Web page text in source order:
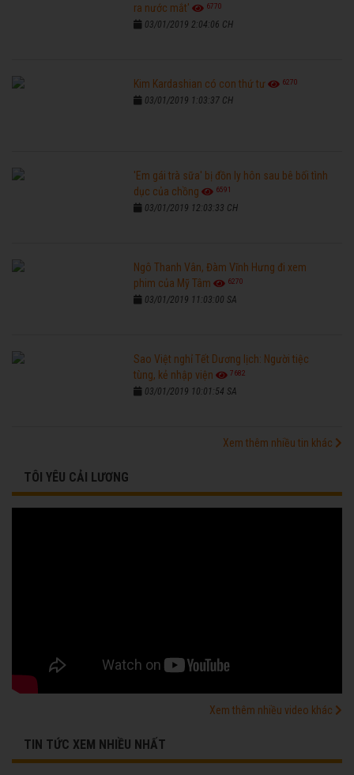
ra nước mắt'
6770
03/01/2019 2:04:06 CH
Kim Kardashian có con thứ tư 6270
03/01/2019 1:03:37 CH
'Em gái trà sữa' bị đồn ly hôn sau bê bối tình
dục của chồng
6591
03/01/2019 12:03:33 CH
Ngô Thanh Vân, Đàm Vĩnh Hưng đi xem
phim của Mỹ Tâm
6270
03/01/2019 11:03:00 SA
Sao Việt nghỉ Tết Dương lịch: Người tiệc
tùng, kẻ nhập viện
7682
03/01/2019 10:01:54 SA
Xem thêm nhiều tin khác
TÔI YÊU CẢI LƯƠNG
Xem thêm nhiều video khác
TIN TỨC XEM NHIỀU NHẤT